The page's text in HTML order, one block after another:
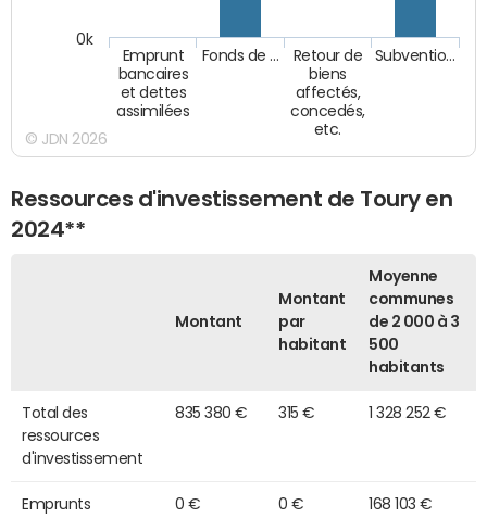
Emprunt
bancaires
et dettes
assimilées
Fonds de …
Retour de
biens
affectés,
concedés,
etc.
Subventio…
0k
© JDN 2026
Ressources d'investissement de Toury en
2024**
Montant
Montant
par
habitant
Moyenne
communes
de 2 000 à 3
500
habitants
Total des
ressources
d'investissement
835 380 € 315 € 1 328 252 €
Emprunts 0 € 0 € 168 103 €